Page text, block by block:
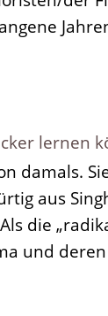
lernen
damals.
aus
die
und